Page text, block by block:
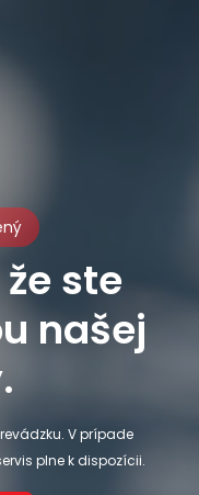
ste
našej
V prípade
plne k dispozícii.